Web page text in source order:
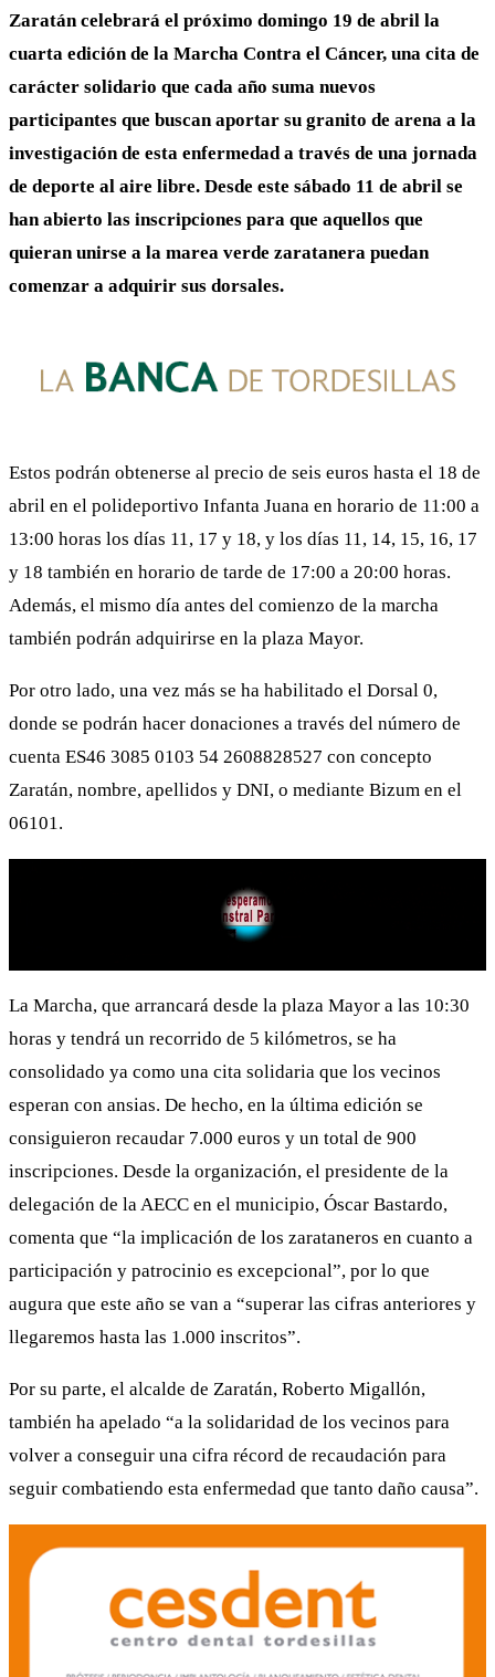
Zaratán celebrará el próximo domingo 19 de abril la
cuarta edición de la Marcha Contra el Cáncer, una cita de
carácter solidario que cada año suma nuevos
participantes que buscan aportar su granito de arena a la
investigación de esta enfermedad a través de una jornada
de deporte al aire libre. Desde este sábado 11 de abril se
han abierto las inscripciones para que aquellos que
quieran unirse a la marea verde zaratanera puedan
comenzar a adquirir sus dorsales.
Estos podrán obtenerse al precio de seis euros hasta el 18 de
abril en el polideportivo Infanta Juana en horario de 11:00 a
13:00 horas los días 11, 17 y 18, y los días 11, 14, 15, 16, 17
y 18 también en horario de tarde de 17:00 a 20:00 horas.
Además, el mismo día antes del comienzo de la marcha
también podrán adquirirse en la plaza Mayor.
Por otro lado, una vez más se ha habilitado el Dorsal 0,
donde se podrán hacer donaciones a través del número de
cuenta ES46 3085 0103 54 2608828527 con concepto
Zaratán, nombre, apellidos y DNI, o mediante Bizum en el
06101.
La Marcha, que arrancará desde la plaza Mayor a las 10:30
horas y tendrá un recorrido de 5 kilómetros, se ha
consolidado ya como una cita solidaria que los vecinos
esperan con ansias. De hecho, en la última edición se
consiguieron recaudar 7.000 euros y un total de 900
inscripciones. Desde la organización, el presidente de la
delegación de la AECC en el municipio, Óscar Bastardo,
comenta que “la implicación de los zarataneros en cuanto a
participación y patrocinio es excepcional”, por lo que
augura que este año se van a “superar las cifras anteriores y
llegaremos hasta las 1.000 inscritos”.
Por su parte, el alcalde de Zaratán, Roberto Migallón,
también ha apelado “a la solidaridad de los vecinos para
volver a conseguir una cifra récord de recaudación para
seguir combatiendo esta enfermedad que tanto daño causa”.